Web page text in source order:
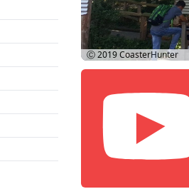
Ⓒ 2019CoasterHunter